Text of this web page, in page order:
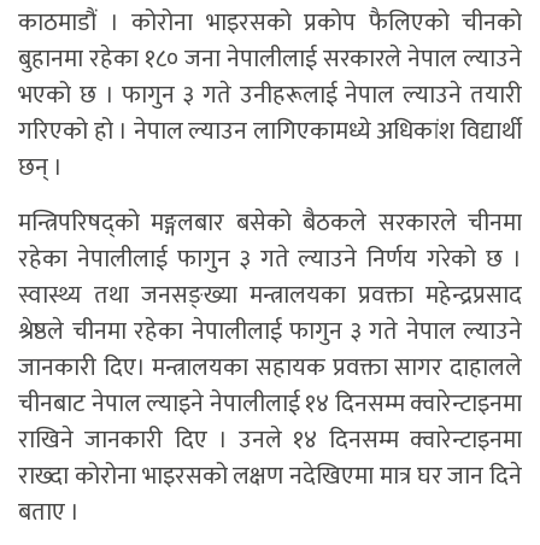
काठमाडौं । कोरोना भाइरसको प्रकोप फैलिएको चीनको
बुहानमा रहेका १८० जना नेपालीलाई सरकारले नेपाल ल्याउने
भएको छ । फागुन ३ गते उनीहरूलाई नेपाल ल्याउने तयारी
गरिएको हो । नेपाल ल्याउन लागिएकामध्ये अधिकांश विद्यार्थी
छन् ।
मन्त्रिपरिषद्को मङ्गलबार बसेको बैठकले सरकारले चीनमा
रहेका नेपालीलाई फागुन ३ गते ल्याउने निर्णय गरेको छ ।
स्वास्थ्य तथा जनसङ्ख्या मन्त्रालयका प्रवक्ता महेन्द्रप्रसाद
श्रेष्ठले चीनमा रहेका नेपालीलाई फागुन ३ गते नेपाल ल्याउने
जानकारी दिए। मन्त्रालयका सहायक प्रवक्ता सागर दाहालले
चीनबाट नेपाल ल्याइने नेपालीलाई १४ दिनसम्म क्वारेन्टाइनमा
राखिने जानकारी दिए । उनले १४ दिनसम्म क्वारेन्टाइनमा
राख्दा कोरोना भाइरसको लक्षण नदेखिएमा मात्र घर जान दिने
बताए ।